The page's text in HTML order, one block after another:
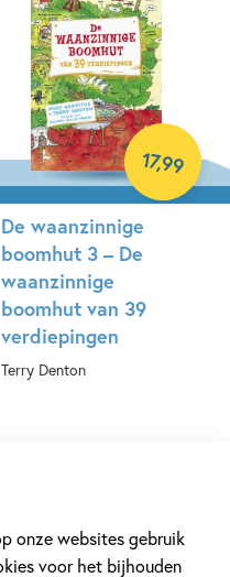
onze websites gebruik
voor het bijhouden
De waanzinnige
boomhut 3 – De
waanzinnige
boomhut van 39
verdiepingen
Terry Denton
17,99